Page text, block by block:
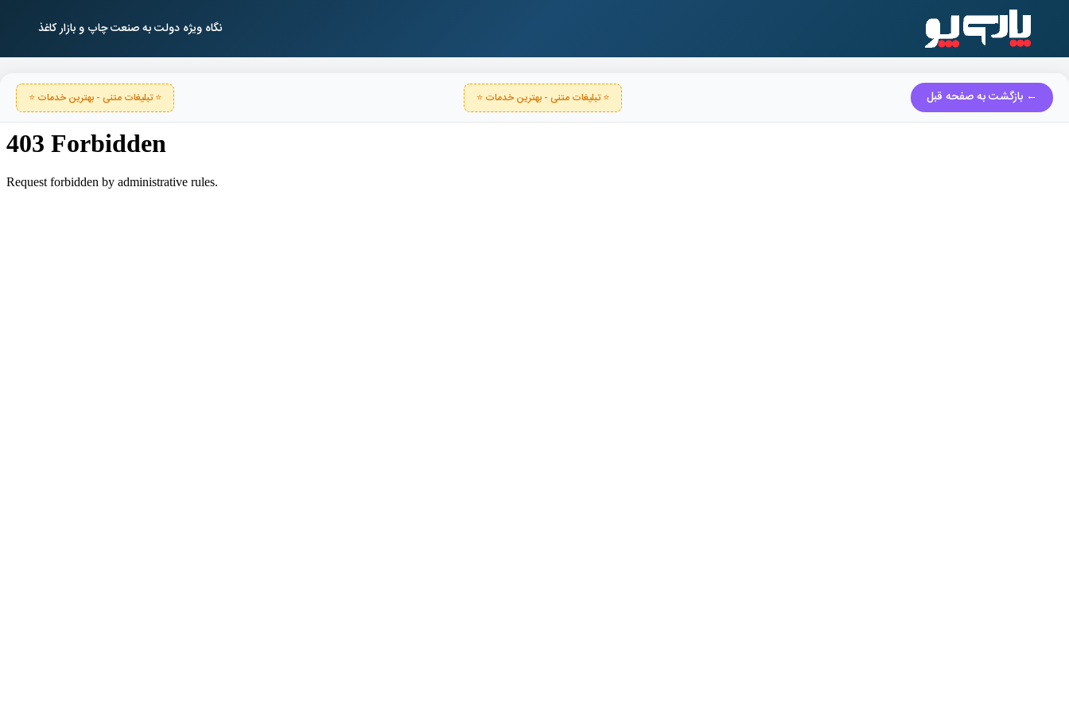
نگاه ویژه دولت به صنعت چاپ و بازار کاغذ
← بازگشت به صفحه قبل ⭐ تبلیغات متنی - بهترین خدمات ⭐ ⭐ تبلیغات متنی - بهترین خدمات ⭐